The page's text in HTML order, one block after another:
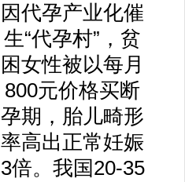
因代孕产业化催
生“代孕村”，贫
困女性被以每月
800元价格买断
孕期，胎儿畸形
率高出正常妊娠
3倍。我国20-35